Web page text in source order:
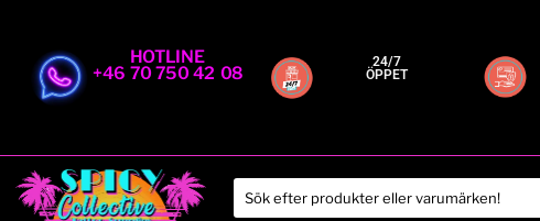
HOTLINE
+46 70 750 42 08
24/7
ÖPPET